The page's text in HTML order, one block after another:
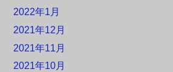
2022年1月
2021年12月
2021年11月
2021年10月